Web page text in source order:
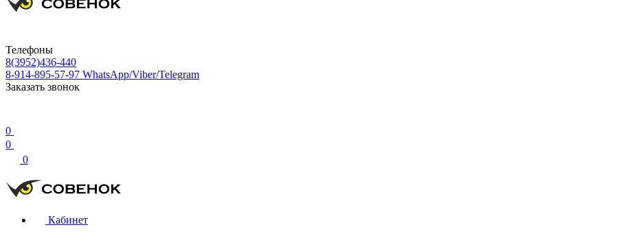
Телефоны
8(3952)436-440
8-914-895-57-97 WhatsApp/Viber/Telegram
Заказать звонок
0
0
0
Кабинет